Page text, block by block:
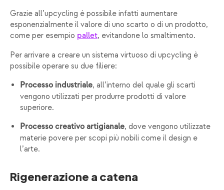
Grazie all’upcycling è possibile infatti aumentare
esponenzialmente il valore di uno scarto o di un prodotto,
come per esempio pallet, evitandone lo smaltimento.
Per arrivare a creare un sistema virtuoso di upcycling è
possibile operare su due filiere:
Processo industriale, all’interno del quale gli scarti
vengono utilizzati per produrre prodotti di valore
superiore.
Processo creativo artigianale, dove vengono utilizzate
materie povere per scopi più nobili come il design e
l’arte.
Rigenerazione a catena